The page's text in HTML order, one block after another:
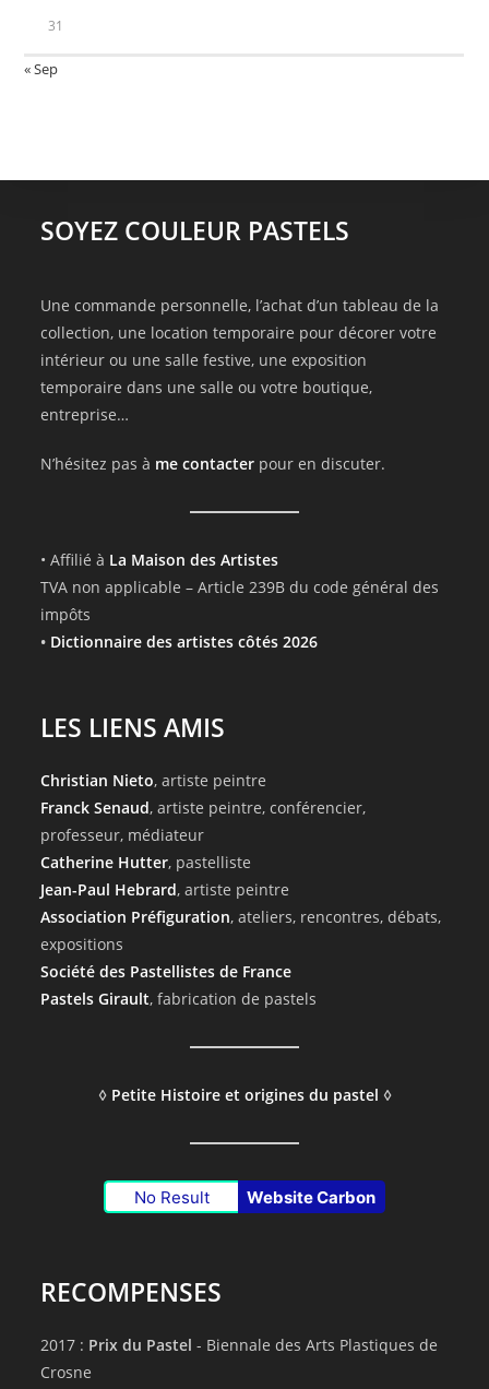
31
« Sep
SOYEZ COULEUR PASTELS
Une commande personnelle, l’achat d’un tableau de la
collection, une location temporaire pour décorer votre
intérieur ou une salle festive, une exposition
temporaire dans une salle ou votre boutique,
entreprise…
N’hésitez pas à me contacter pour en discuter.
• Affilié à La Maison des Artistes
TVA non applicable – Article 239B du code général des
impôts
• Dictionnaire des artistes côtés 2026
LES LIENS AMIS
Christian Nieto, artiste peintre
Franck Senaud, artiste peintre, conférencier,
professeur, médiateur
Catherine Hutter, pastelliste
Jean-Paul Hebrard, artiste peintre
Association Préfiguration, ateliers, rencontres, débats,
expositions
Société des Pastellistes de France
Pastels Girault, fabrication de pastels
◊ Petite Histoire et origines du pastel ◊
No Result Website Carbon
RECOMPENSES
2017 : Prix du Pastel - Biennale des Arts Plastiques de
Crosne